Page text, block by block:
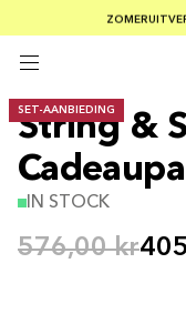
GRATIS
SET-AANBIEDING
String &
IN STOCK
576,00 kr